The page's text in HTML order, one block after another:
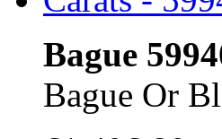
Bague
Bague Or